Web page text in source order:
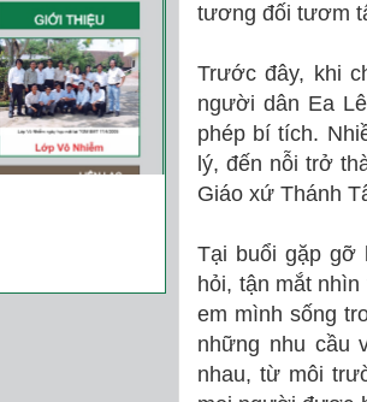
tương đối tươm
Trước đây, khi
người dân Ea
phép bí tích.
lý, đến nỗi trở
Giáo xứ Thánh
Tại buổi gặp gỡ
hỏi, tận mắt
em mình sống
những nhu cầu
nhau, từ môi